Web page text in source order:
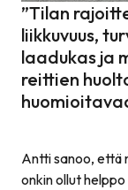
”Tilan
liikkuvuus,
laadukas ja
reittien
Antti sanoo, että
onkin ollut